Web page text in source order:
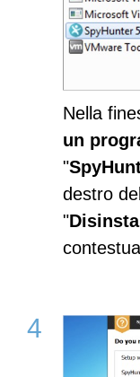
Nella
un
"
destro
"